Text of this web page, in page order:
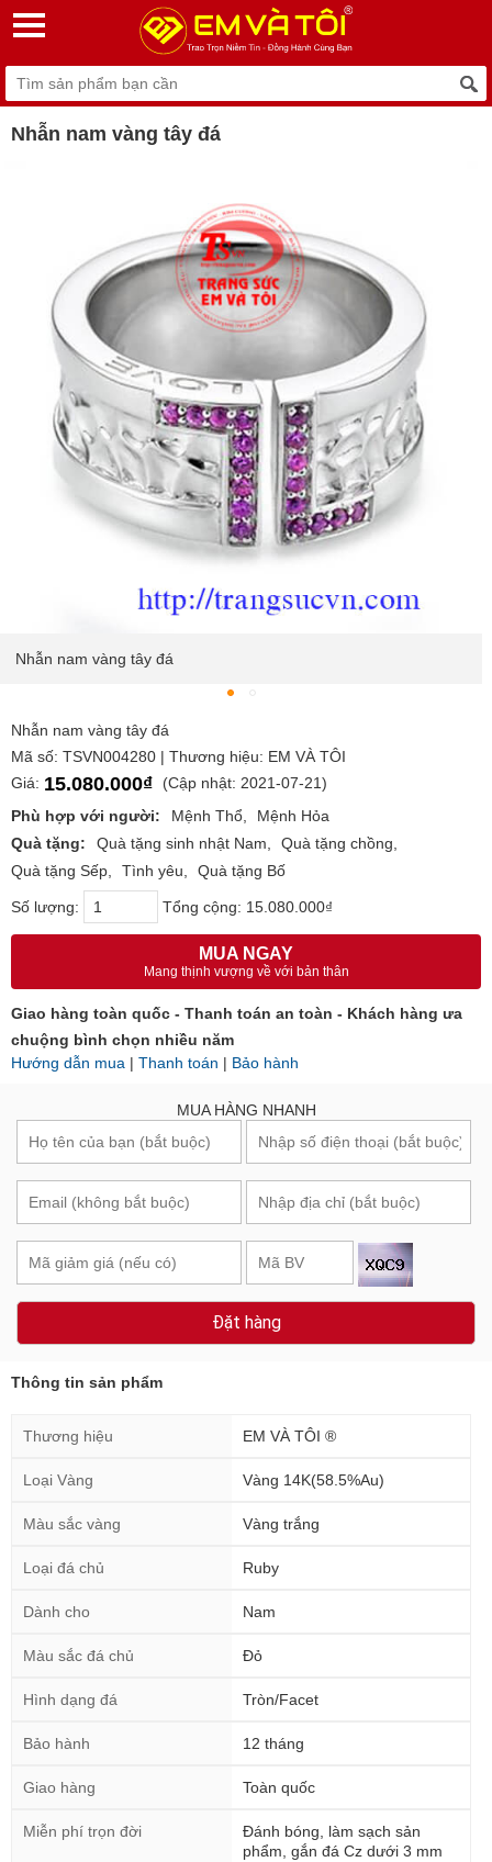
Nhẫn nam vàng tây đá
Nhẫn nam vàng tây đá
Nhẫn nam vàng tây đá
Mã số: TSVN004280 | Thương hiệu: EM VÀ TÔI
Giá: 15.080.000₫
(Cập nhật: 2021-07-21)
Phù hợp với người:
Mệnh Thổ
Mệnh Hỏa
Quà tặng:
Quà tặng sinh nhật Nam
Quà tặng chồng
Quà tặng Sếp
Tình yêu Quà tặng Bố
Số lượng: Tổng cộng: 15.080.000₫
MUA NGAY
Mang thịnh vượng về với bản thân
Giao hàng toàn quốc - Thanh toán an toàn - Khách hàng ưa
chuộng bình chọn nhiều năm
Hướng dẫn mua | Thanh toán | Bảo hành
MUA HÀNG NHANH
Đặt hàng
Thông tin sản phẩm
Thương hiệu EM VÀ TÔI ®
Loại Vàng Vàng 14K(58.5%Au)
Màu sắc vàng Vàng trắng
Loại đá chủ Ruby
Dành cho Nam
Màu sắc đá chủ Đỏ
Hình dạng đá Tròn/Facet
Bảo hành 12 tháng
Giao hàng Toàn quốc
Miễn phí trọn đời
Đánh bóng, làm sạch sản
phẩm, gắn đá Cz dưới 3 mm